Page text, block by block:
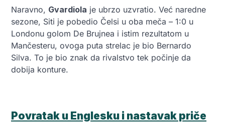
Naravno, Gvardiola je ubrzo uzvratio. Već naredne
sezone, Siti je pobedio Čelsi u oba meča – 1:0 u
Londonu golom De Brujnea i istim rezultatom u
Mančesteru, ovoga puta strelac je bio Bernardo
Silva. To je bio znak da rivalstvo tek počinje da
dobija konture.
Povratak u Englesku i nastavak priče